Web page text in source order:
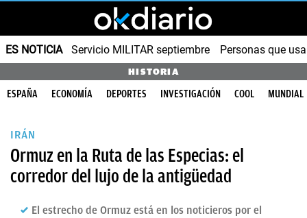
ES NOTICIA Servicio MILITAR septiembre Personas que
HISTORIA
ESPAÑA ECONOMÍA DEPORTES INVESTIGACIÓN COOL MUNDIAL
IRÁN
Ormuz en la Ruta de las Especias: el
corredor del lujo de la antigüedad
El estrecho de Ormuz está en los noticieros por el